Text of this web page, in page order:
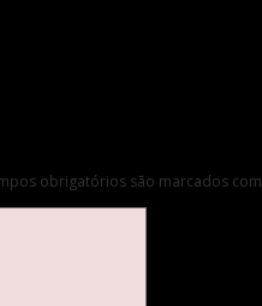
obrigatórios são marcados com